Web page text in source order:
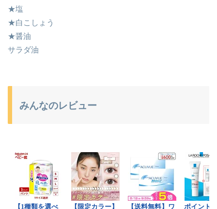
★塩
★白こしょう
★醤油
サラダ油
みんなのレビュー